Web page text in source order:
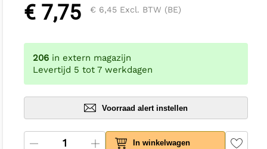
€ 7,75 € 6,45 Excl. BTW (BE)
206 in extern magazijn
Levertijd 5 tot 7 werkdagen
Voorraad alert instellen
In winkelwagen